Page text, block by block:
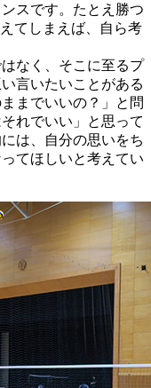
スです。たとえ勝つ
てしまえば、自ら考
なく、そこに至るプ
言いたいことがある
までいいの？」と問
れでいい」と思って
は、自分の思いをち
てほしいと考えてい